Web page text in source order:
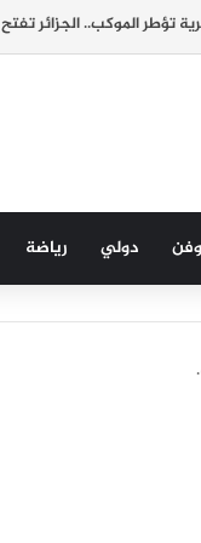
تؤطر الموكب.. الجزائر
دولي رياضة